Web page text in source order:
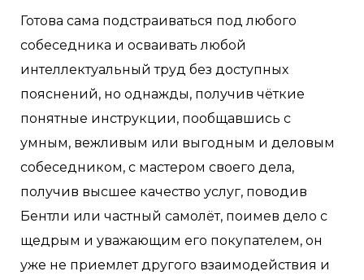
Готова сама подстраиваться под любого
собеседника и осваивать любой
интеллектуальный труд без доступных
пояснений, но однажды, получив чёткие
понятные инструкции, пообщавшись с
умным, вежливым или выгодным и деловым
собеседником, с мастером своего дела,
получив высшее качество услуг, поводив
Бентли или частный самолёт, поимев дело с
щедрым и уважающим его покупателем, он
уже не приемлет другого взаимодействия и